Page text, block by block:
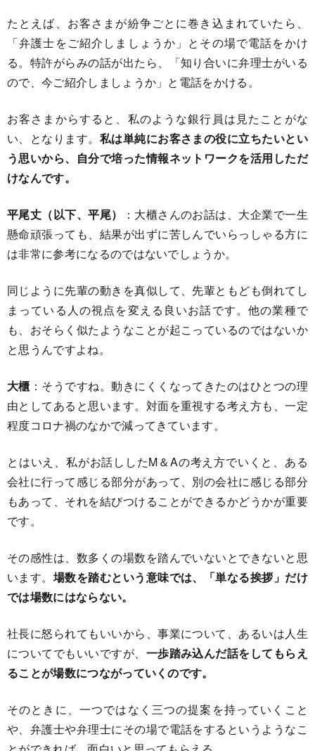
たとえば、お客さまが紛争ごとに巻き込まれていたら、
「弁護士をご紹介しましょうか」とその場で電話をかけ
る。特許がらみの話が出たら、「知り合いに弁理士がいる
ので、今ご紹介しましょうか」と電話をかける。
お客さまからすると、私のような銀行員は見たことがな
い、となります。 私は単純にお客さまの役に立ちたいとい
う思いから、自分で培った情報ネットワークを活用しただ
けなんです。
平尾丈（以下、平尾）
：大櫃さんのお話は、大企業で一生
懸命頑張っても、結果が出ずに苦しんでいらっしゃる方に
は非常に参考になるのではないでしょうか。
同じように先輩の動きを真似して、先輩ともども倒れてし
まっている人の視点を変える良いお話です。他の業種で
も、おそらく似たようなことが起こっているのではないか
と思うんですよね。
大櫃 ：そうですね。動きにくくなってきたのはひとつの理
由としてあると思います。対面を重視する考え方も、一定
程度コロナ禍のなかで減ってきています。
とはいえ、私がお話ししたM＆Aの考え方でいくと、ある
会社に行って感じる部分があって、別の会社に感じる部分
もあって、それを結びつけることができるかどうかが重要
です。
その感性は、数多くの場数を踏んでいないとできないと思
います。 場数を踏むという意味では、「単なる挨拶」だけ
では場数にはならない。
社長に怒られてもいいから、事業について、あるいは人生
についてでもいいですが、 一歩踏み込んだ話をしてもらえ
ることが場数につながっていくのです。
そのときに、一つではなく三つの提案を持っていくこと
や、弁護士や弁理士にその場で電話をするというようなこ